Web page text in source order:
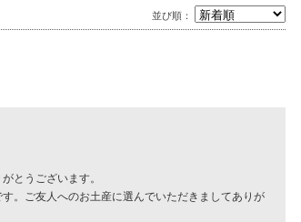
並び順：
とうございます。
。ご友人へのお土産に選んでいただきましてありが